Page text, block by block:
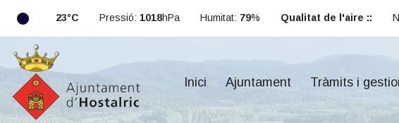
23°C Pressió: 1018hPa Humitat: 79% Qualitat de l'aire ::
Inici Ajuntament Tràmits i